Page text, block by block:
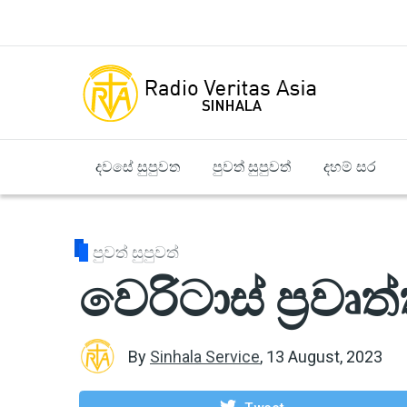
දවසේ සුපුවත පුවත් සුපුවත් දහම් සර
පුවත් සුපුවත්
වෙරිටාස්
By Sinhala Service, 13 August, 2023